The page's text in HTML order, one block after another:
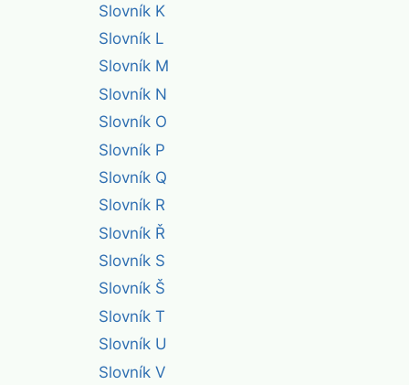
Slovník K
Slovník L
Slovník M
Slovník N
Slovník O
Slovník P
Slovník Q
Slovník R
Slovník Ř
Slovník S
Slovník Š
Slovník T
Slovník U
Slovník V